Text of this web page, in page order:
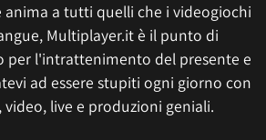
anima a tutti quelli che i videogiochi
Multiplayer.it è il punto di
per l'intrattenimento del presente e
ad essere stupiti ogni giorno con
video, live e produzioni geniali.